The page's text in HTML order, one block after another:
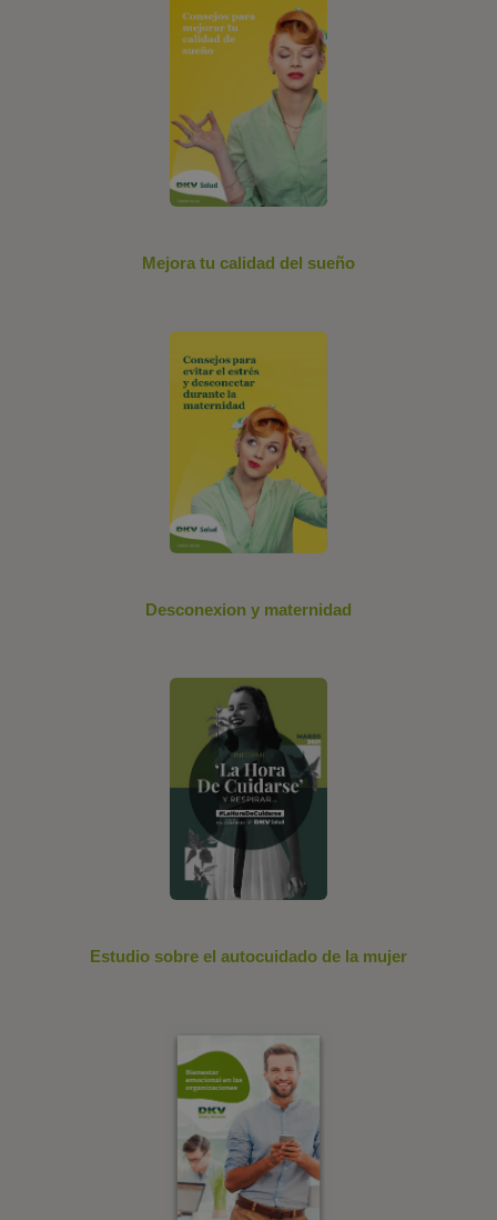
Mejora tu calidad del sueño
Desconexion y maternidad
Estudio sobre el autocuidado de la mujer